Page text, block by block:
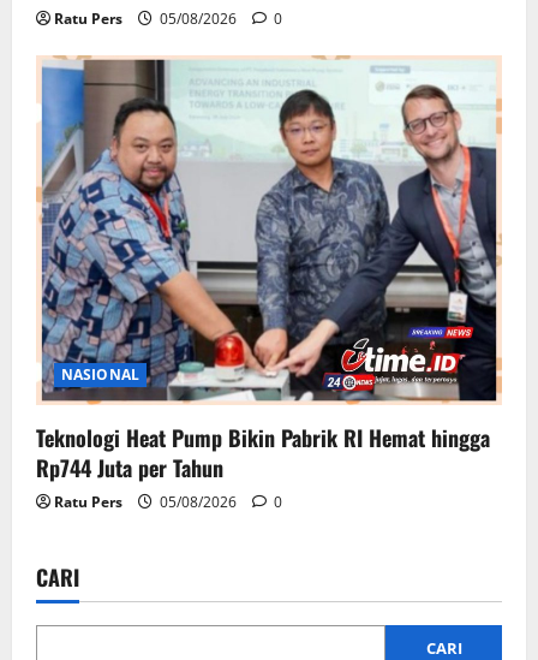
Ratu Pers 05/08/2026 0
NASIONAL
Teknologi Heat Pump Bikin Pabrik RI Hemat hingga
Rp744 Juta per Tahun
Ratu Pers 05/08/2026 0
CARI
CARI